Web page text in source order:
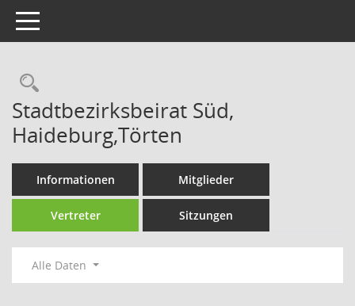
Toggle navigation
Rechercheauswahl
Stadtbezirksbeirat Süd,
Haideburg,Törten
Informationen Mitglieder
Vertreter Sitzungen
Alle Daten